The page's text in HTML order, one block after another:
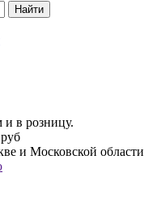
и в розницу.
и Московской области